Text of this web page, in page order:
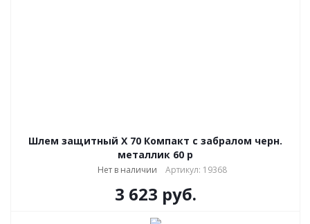
Шлем защитный Х 70 Компакт с забралом черн.
металлик 60 р
Нет в наличии Артикул: 19368
3 623 руб.